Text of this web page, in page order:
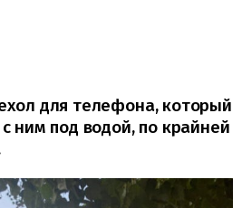
для телефона, который
ним под водой, по крайней